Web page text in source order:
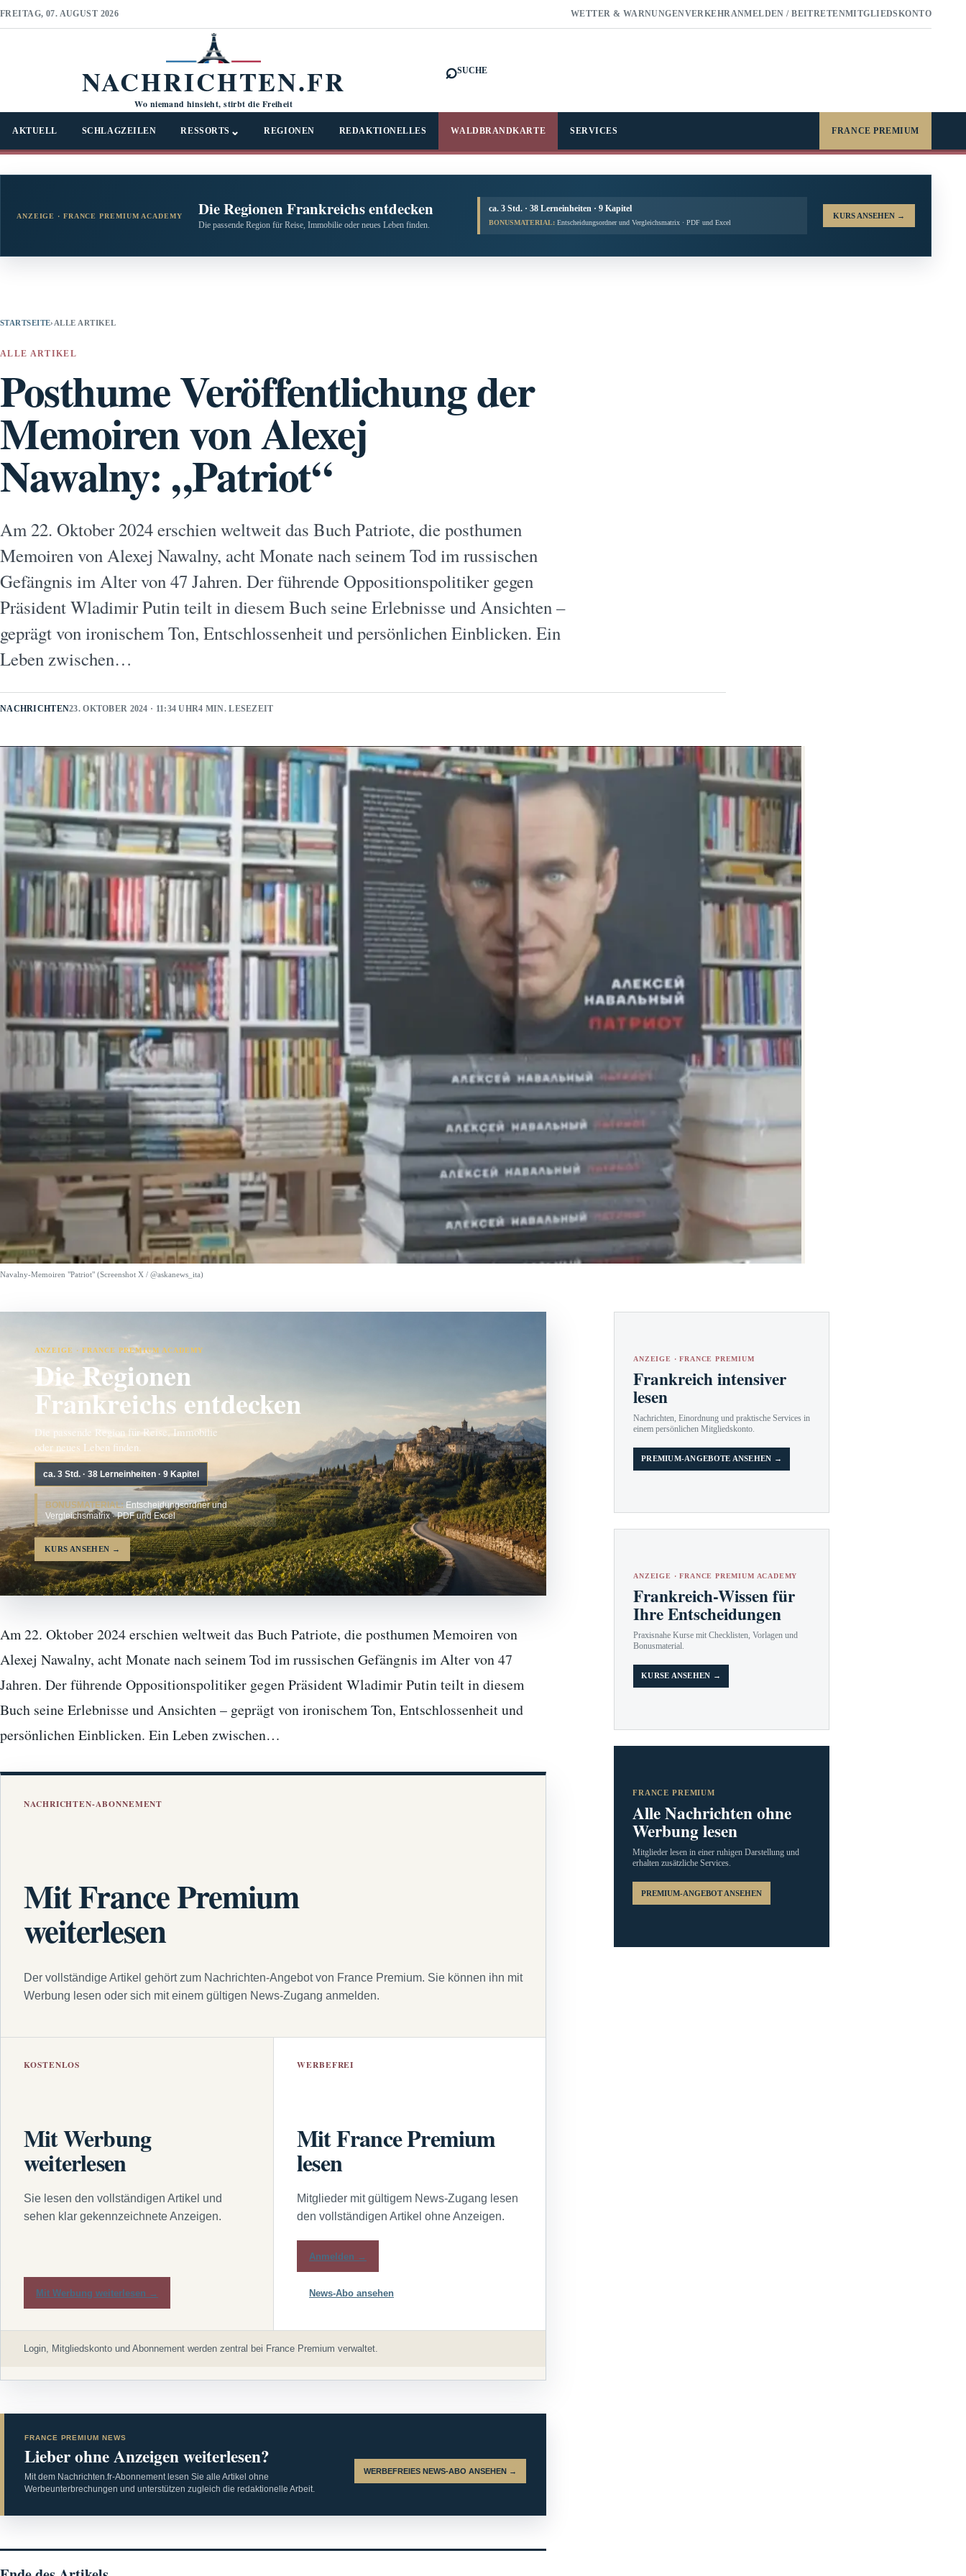
FREITAG, 07. AUGUST 2026 WETTER & WARNUNGENVERKEHRANMELDEN / BEITRETENMITGLIEDSKONTO
NACHRICHTEN.FR
Wo niemand hinsieht, stirbt die Freiheit
⌕SUCHE
AKTUELL SCHLAGZEILEN RESSORTS ⌄ REGIONEN REDAKTIONELLES WALDBRANDKARTE SERVICES FRANCE PREMIUM
ANZEIGE · FRANCE PREMIUM ACADEMY Die Regionen Frankreichs entdecken
Die passende Region für Reise, Immobilie oder neues Leben finden.
ca. 3 Std. · 38 Lerneinheiten · 9 Kapitel
BONUSMATERIAL: Entscheidungsordner und Vergleichsmatrix · PDF und Excel
KURS ANSEHEN →
STARTSEITE› ALLE ARTIKEL
ALLE ARTIKEL
Posthume Veröffentlichung der
Memoiren von Alexej
Nawalny: „Patriot“
Am 22. Oktober 2024 erschien weltweit das Buch Patriote, die posthumen
Memoiren von Alexej Nawalny, acht Monate nach seinem Tod im russischen
Gefängnis im Alter von 47 Jahren. Der führende Oppositionspolitiker gegen
Präsident Wladimir Putin teilt in diesem Buch seine Erlebnisse und Ansichten –
geprägt von ironischem Ton, Entschlossenheit und persönlichen Einblicken. Ein
Leben zwischen…
NACHRICHTEN23. OKTOBER 2024 · 11:34 UHR4 MIN. LESEZEIT
Navalny-Memoiren "Patriot" (Screenshot X / @askanews_ita)
ANZEIGE · FRANCE PREMIUM ACADEMY
Die Regionen
Frankreichs entdecken
Die passende Region für Reise, Immobilie
oder neues Leben finden.
ca. 3 Std. · 38 Lerneinheiten · 9 Kapitel
BONUSMATERIAL: Entscheidungsordner und
Vergleichsmatrix · PDF und Excel
KURS ANSEHEN →
Am 22. Oktober 2024 erschien weltweit das Buch Patriote, die posthumen Memoiren von
Alexej Nawalny, acht Monate nach seinem Tod im russischen Gefängnis im Alter von 47
Jahren. Der führende Oppositionspolitiker gegen Präsident Wladimir Putin teilt in diesem
Buch seine Erlebnisse und Ansichten – geprägt von ironischem Ton, Entschlossenheit und
persönlichen Einblicken. Ein Leben zwischen…
NACHRICHTEN-ABONNEMENT
Mit France Premium
weiterlesen
Der vollständige Artikel gehört zum Nachrichten-Angebot von France Premium. Sie können ihn mit
Werbung lesen oder sich mit einem gültigen News-Zugang anmelden.
KOSTENLOS
Mit Werbung
weiterlesen
Sie lesen den vollständigen Artikel und
sehen klar gekennzeichnete Anzeigen.
Mit Werbung weiterlesen →
WERBEFREI
Mit France Premium
lesen
Mitglieder mit gültigem News-Zugang lesen
den vollständigen Artikel ohne Anzeigen.
Anmelden →
News-Abo ansehen
Login, Mitgliedskonto und Abonnement werden zentral bei France Premium verwaltet.
FRANCE PREMIUM NEWS
Lieber ohne Anzeigen weiterlesen?
Mit dem Nachrichten.fr-Abonnement lesen Sie alle Artikel ohne
Werbeunterbrechungen und unterstützen zugleich die redaktionelle Arbeit.
WERBEFREIES NEWS-ABO ANSEHEN →
ANZEIGE · FRANCE PREMIUM
Frankreich intensiver
lesen
Nachrichten, Einordnung und praktische Services in
einem persönlichen Mitgliedskonto.
PREMIUM-ANGEBOTE ANSEHEN →
ANZEIGE · FRANCE PREMIUM ACADEMY
Frankreich-Wissen für
Ihre Entscheidungen
Praxisnahe Kurse mit Checklisten, Vorlagen und
Bonusmaterial.
KURSE ANSEHEN →
FRANCE PREMIUM
Alle Nachrichten ohne
Werbung lesen
Mitglieder lesen in einer ruhigen Darstellung und
erhalten zusätzliche Services.
PREMIUM-ANGEBOT ANSEHEN